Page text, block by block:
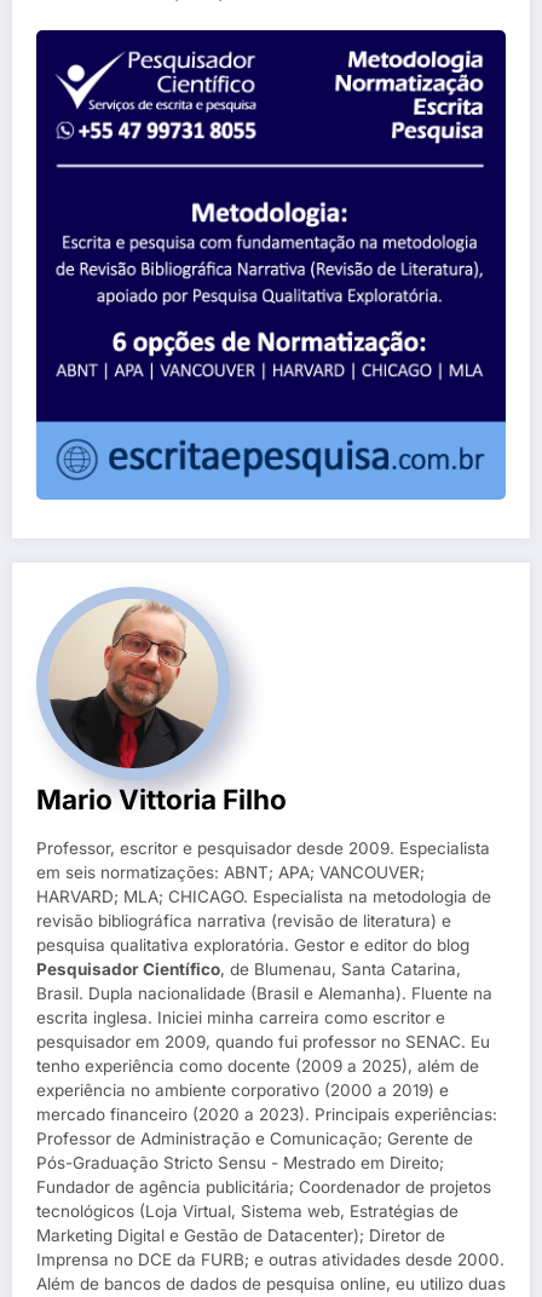
Mario Vittoria Filho
Professor, escritor e pesquisador desde 2009. Especialista
em seis normatizações: ABNT; APA; VANCOUVER;
HARVARD; MLA; CHICAGO. Especialista na metodologia de
revisão bibliográfica narrativa (revisão de literatura) e
pesquisa qualitativa exploratória. Gestor e editor do blog
Pesquisador Científico, de Blumenau, Santa Catarina,
Brasil. Dupla nacionalidade (Brasil e Alemanha). Fluente na
escrita inglesa. Iniciei minha carreira como escritor e
pesquisador em 2009, quando fui professor no SENAC. Eu
tenho experiência como docente (2009 a 2025), além de
experiência no ambiente corporativo (2000 a 2019) e
mercado financeiro (2020 a 2023). Principais experiências:
Professor de Administração e Comunicação; Gerente de
Pós-Graduação Stricto Sensu - Mestrado em Direito;
Fundador de agência publicitária; Coordenador de projetos
tecnológicos (Loja Virtual, Sistema web, Estratégias de
Marketing Digital e Gestão de Datacenter); Diretor de
Imprensa no DCE da FURB; e outras atividades desde 2000.
Além de bancos de dados de pesquisa online, eu utilizo duas